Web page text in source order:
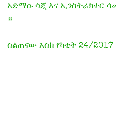
አድማሱ ሳጂ እና ኢንስትራክተር
።
ስልጠናው እስከ የካቲት 24/